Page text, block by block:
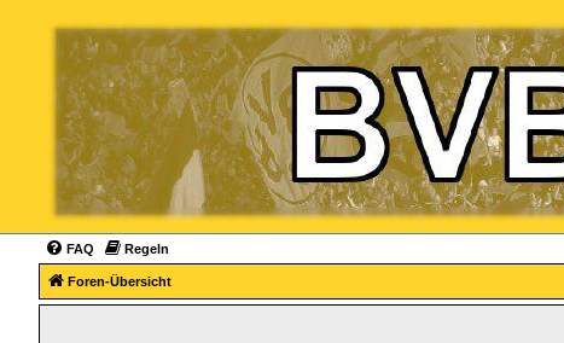
FAQ Regeln
Foren-Übersicht